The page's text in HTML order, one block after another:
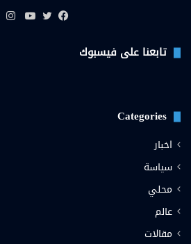
تابعنا على فيسبوك
Categories
اخبار
سياسة
محلي
عالم
مقالات